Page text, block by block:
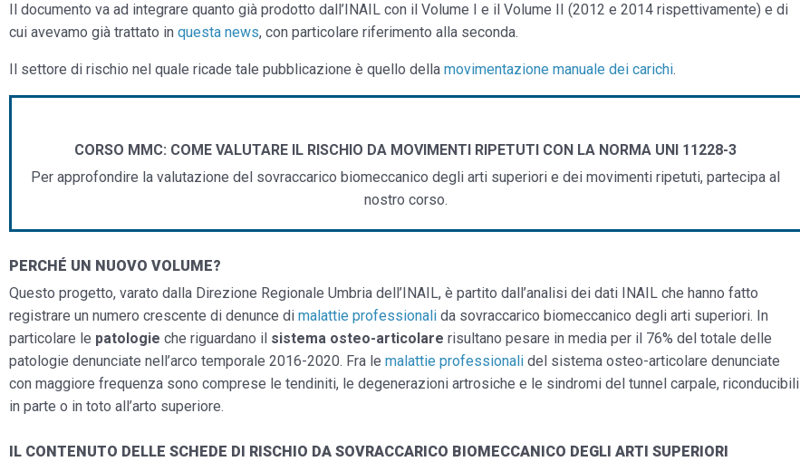
Il documento va ad integrare quanto già prodotto dall’INAIL con il Volume I e il Volume II (2012 e 2014 rispettivamente) e di
cui avevamo già trattato in questa news, con particolare riferimento alla seconda.
Il settore di rischio nel quale ricade tale pubblicazione è quello della movimentazione manuale dei carichi.
CORSO MMC: COME VALUTARE IL RISCHIO DA MOVIMENTI RIPETUTI CON LA NORMA UNI 11228-3
Per approfondire la valutazione del sovraccarico biomeccanico degli arti superiori e dei movimenti ripetuti, partecipa al
nostro corso.
PERCHÉ UN NUOVO VOLUME?
Questo progetto, varato dalla Direzione Regionale Umbria dell’INAIL, è partito dall’analisi dei dati INAIL che hanno fatto
registrare un numero crescente di denunce di malattie professionali da sovraccarico biomeccanico degli arti superiori. In
particolare le patologie che riguardano il sistema osteo-articolare risultano pesare in media per il 76% del totale delle
patologie denunciate nell’arco temporale 2016-2020. Fra le malattie professionali del sistema osteo-articolare denunciate
con maggiore frequenza sono comprese le tendiniti, le degenerazioni artrosiche e le sindromi del tunnel carpale, riconducibili
in parte o in toto all’arto superiore.
IL CONTENUTO DELLE SCHEDE DI RISCHIO DA SOVRACCARICO BIOMECCANICO DEGLI ARTI SUPERIORI